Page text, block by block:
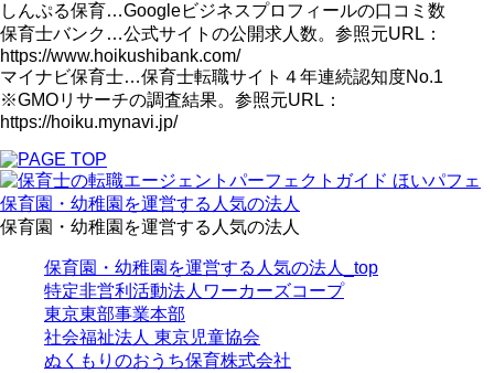
しんぷる保育…Googleビジネスプロフィールの口コミ数
保育士バンク…公式サイトの公開求人数。参照元URL：
https://www.hoikushibank.com/
マイナビ保育士…保育士転職サイト４年連続認知度No.1
※GMOリサーチの調査結果。参照元URL：
https://hoiku.mynavi.jp/
保育園・幼稚園を運営する人気の法人
保育園・幼稚園を運営する人気の法人
保育園・幼稚園を運営する人気の法人_top
特定非営利活動法人ワーカーズコープ
東京東部事業本部
社会福祉法人 東京児童協会
ぬくもりのおうち保育株式会社